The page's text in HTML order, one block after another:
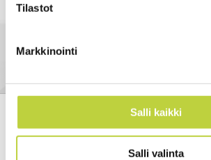
Tilastot
Markkinointi
Salli kaikki
Salli valinta
Korkeus
Teräsharja
Grillo HWT 570 Multiforce